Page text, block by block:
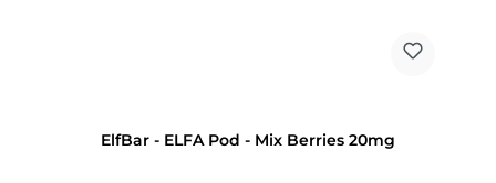
ElfBar - ELFA Pod - Mix Berries 20mg